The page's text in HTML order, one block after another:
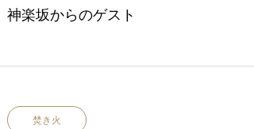
神楽坂からのゲスト
焚き火